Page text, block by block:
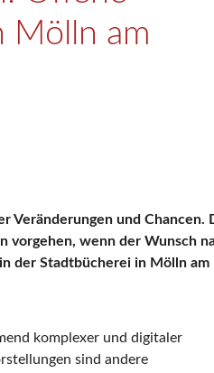
Mölln am
Veränderungen und
vorgehen, wenn der Wunsch
der Stadtbücherei in Mölln am
komplexer und digitaler
sind andere